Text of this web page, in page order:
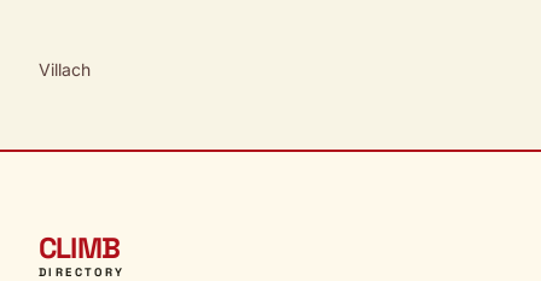
Villach
CLIMB
DIRECTORY